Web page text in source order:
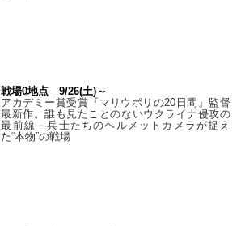
戦場0地点 9/26(土)～
アカデミー賞受賞『マリウポリの20日間』監督
最新作。誰も見たことのないウクライナ侵攻の
最前線－兵士たちのヘルメットカメラが捉え
た“本物”の戦場